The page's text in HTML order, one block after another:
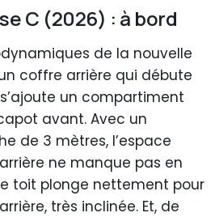
C (2026) : à bord
de la nouvelle
coffre arrière qui débute
un compartiment
avant. Avec un
de 3 mètres, l’espace
ne manque pas en
toit plonge nettement pour
très inclinée. Et, de